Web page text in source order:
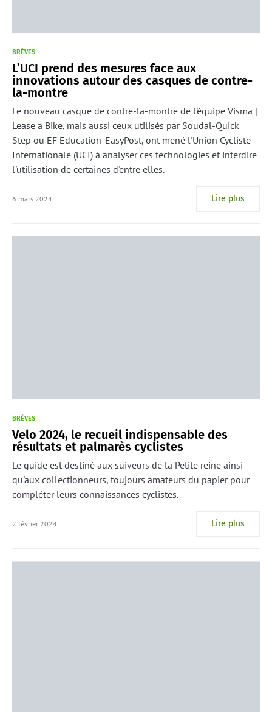
BRÈVES
L’UCI prend des mesures face aux
innovations autour des casques de contre-
la-montre
Le nouveau casque de contre-la-montre de l'équipe Visma |
Lease a Bike, mais aussi ceux utilisés par Soudal-Quick
Step ou EF Education-EasyPost, ont mené l'Union Cycliste
Internationale (UCI) à analyser ces technologies et interdire
l'utilisation de certaines d'entre elles.
6 mars 2024 Lire plus
BRÈVES
Velo 2024, le recueil indispensable des
résultats et palmarès cyclistes
Le guide est destiné aux suiveurs de la Petite reine ainsi
qu'aux collectionneurs, toujours amateurs du papier pour
compléter leurs connaissances cyclistes.
2 février 2024 Lire plus